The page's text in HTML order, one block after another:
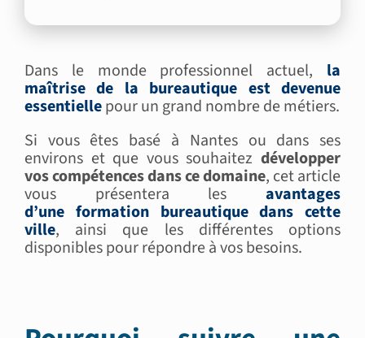
Dans le monde professionnel actuel, la
maîtrise de la bureautique est devenue
essentiellepour un grand nombre de métiers.
Si vous êtes basé à Nantes ou dans ses
environs et que vous souhaitezdévelopper
vos compétences dans ce domaine, cet article
vous présentera lesavantages
d’une formation bureautique dans cette
ville, ainsi que les différentes options
disponibles pour répondre à vos besoins.